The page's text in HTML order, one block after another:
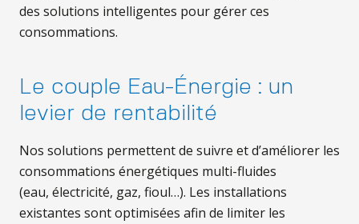
des solutions intelligentes pour gérer ces
consommations.
Le couple Eau-Énergie : un
levier de rentabilité
Nos solutions permettent de suivre et d’améliorer les
consommations énergétiques multi-fluides
(eau, électricité, gaz, fioul…). Les installations
existantes sont optimisées afin de limiter les